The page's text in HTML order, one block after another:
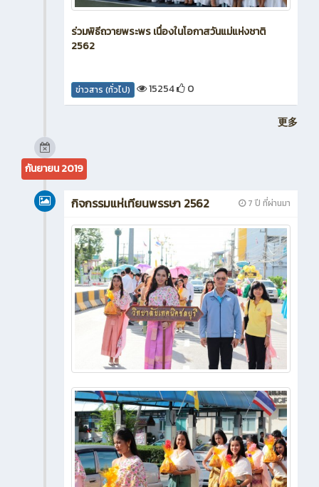
ร่วมพิธีถวายพระพร เนื่องในโอกาสวันแม่แห่งชาติ
2562
ข่าวสาร (ทั่วไป) 15254 0
更多
กันยายน 2019
7 ปี ที่ผ่านมา
กิจกรรมแห่เทียนพรรษา 2562